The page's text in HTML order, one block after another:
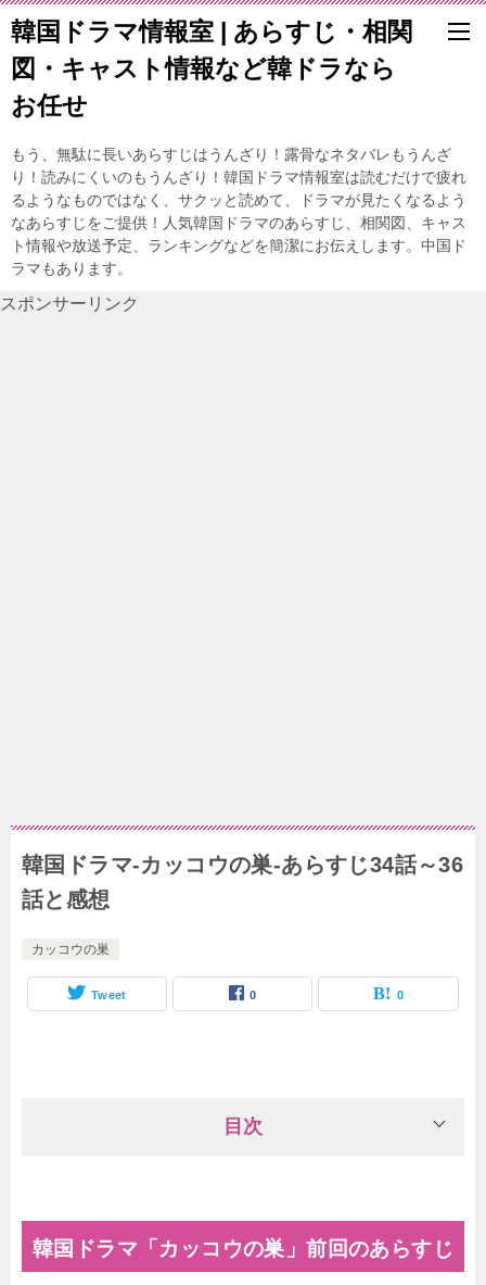
韓国ドラマ情報室 | あらすじ・相関
図・キャスト情報など韓ドラなら
お任せ
もう、無駄に長いあらすじはうんざり！露骨なネタバレもうんざ
り！読みにくいのもうんざり！韓国ドラマ情報室は読むだけで疲れ
るようなものではなく、サクッと読めて、ドラマが見たくなるよう
なあらすじをご提供！人気韓国ドラマのあらすじ、相関図、キャス
ト情報や放送予定、ランキングなどを簡潔にお伝えします。中国ド
ラマもあります。
スポンサーリンク
韓国ドラマ-カッコウの巣-あらすじ34話～36
話と感想
カッコウの巣
Tweet 0 0
目次
韓国ドラマ「カッコウの巣」前回のあらすじ